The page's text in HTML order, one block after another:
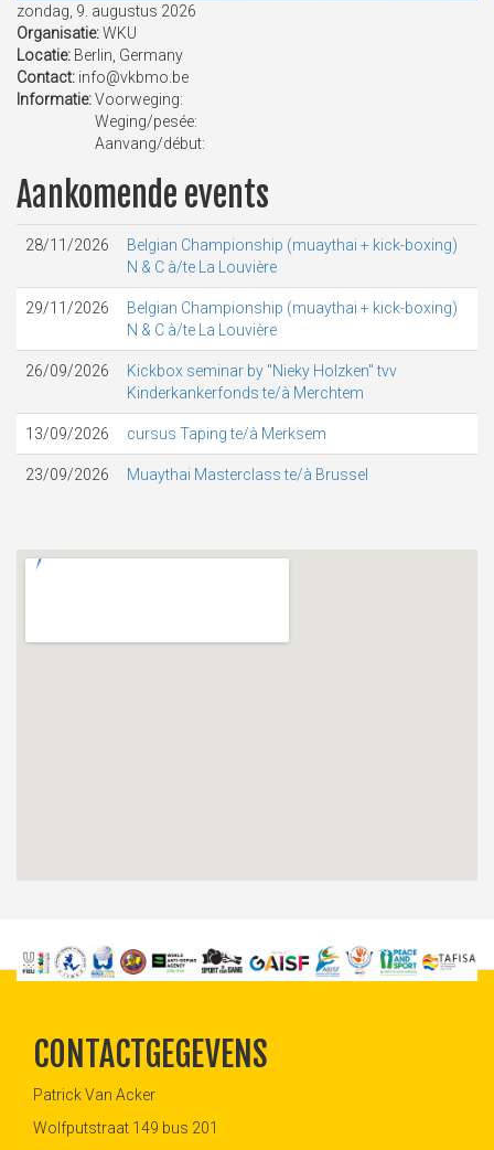
zondag, 9. augustus 2026
Organisatie:WKU
Locatie: Berlin, Germany
Contact: info@vkbmo.be
Informatie:Voorweging:
Weging/pesée:
Aanvang/début:
Aankomende events
28/11/2026
Belgian Championship (muaythai + kick-boxing)
N & C à/te La Louvière
29/11/2026
Belgian Championship (muaythai + kick-boxing)
N & C à/te La Louvière
26/09/2026
Kickbox seminar by "Nieky Holzken" tvv
Kinderkankerfonds te/à Merchtem
13/09/2026 cursus Taping te/à Merksem
23/09/2026 Muaythai Masterclass te/à Brussel
CONTACTGEGEVENS
Patrick Van Acker
Wolfputstraat 149 bus 201